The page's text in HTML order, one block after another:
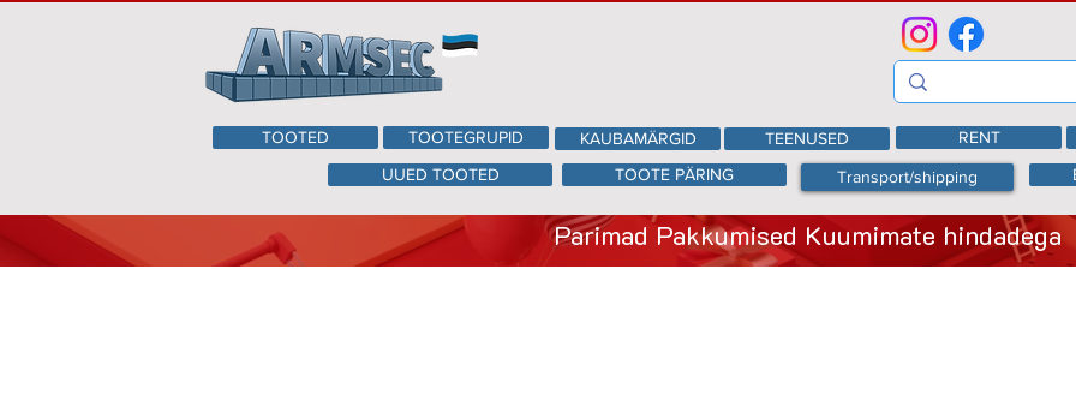
TOOTED
TOOTEGRUPID
UUED TOOTED
KAUBAMÄRGID TEENUSED RENT
TOOTE PÄRING
Transport/shipping
Parimad Pakkumised Kuumimate hindadega